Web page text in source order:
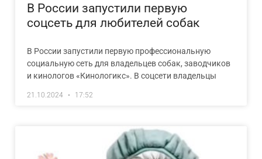
В России запустили первую
соцсеть для любителей собак
В России запустили первую профессиональную
социальную сеть для владельцев собак, заводчиков
и кинологов «Кинологикс». В соцсети владельцы
21.10.2024 17:52